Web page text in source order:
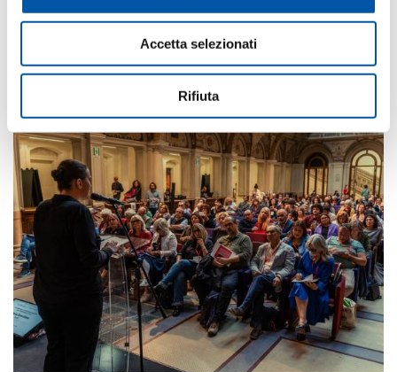
Accetta selezionati
Rifiuta
Photogallery